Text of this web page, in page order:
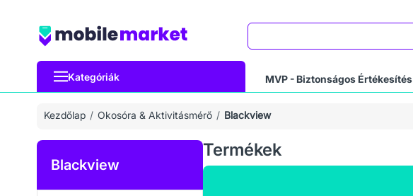
Kategóriák MVP - Biztonságos Értékesítés
Kezdőlap Okosóra & Aktivitásmérő Blackview
Blackview
Termékek